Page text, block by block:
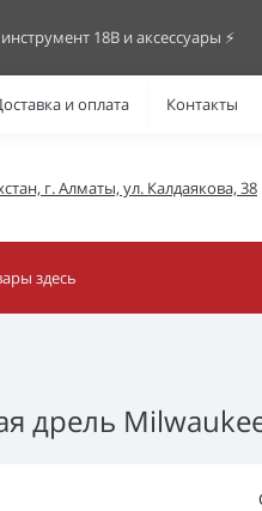
18В и аксессуары ⚡️
и оплата Контакты
г. Алматы, ул. Калдаякова, 38
дрель